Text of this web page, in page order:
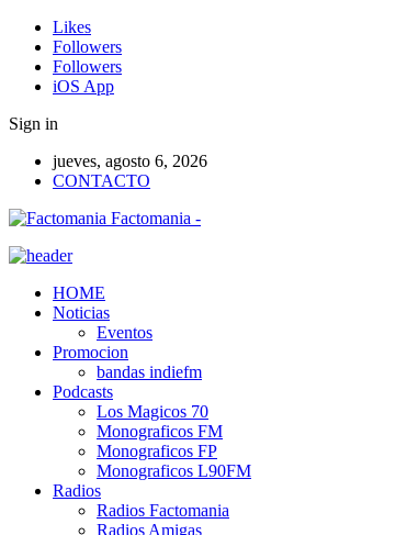
Likes
Followers
Followers
iOS App
Sign in
jueves, agosto 6, 2026
CONTACTO
Factomania -
HOME
Noticias
Eventos
Promocion
bandas indiefm
Podcasts
Los Magicos 70
Monograficos FM
Monograficos FP
Monograficos L90FM
Radios
Radios Factomania
Radios Amigas